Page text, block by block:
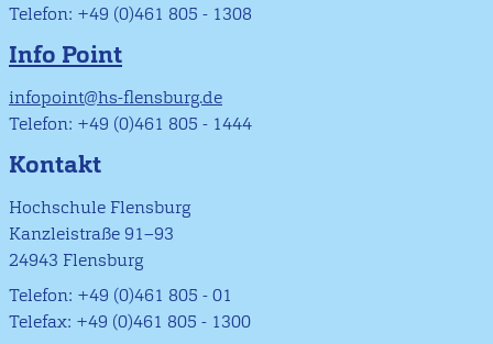
Telefon: +49 (0)461 805 - 1308
Info Point
infopoint@hs-flensburg.de
Telefon: +49 (0)461 805 - 1444
Kontakt
Hochschule Flensburg
Kanzleistraße 91–93
24943 Flensburg
Telefon: +49 (0)461 805 - 01
Telefax: +49 (0)461 805 - 1300